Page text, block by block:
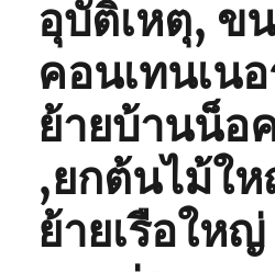
อุบัติเหตุ, ข
คอนเทนเน
ย้ายบ้านน็อ
,ยกต้นไม้ใ
ย้ายเรือให